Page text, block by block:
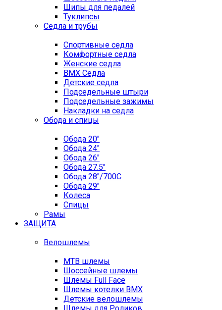
Шипы для педалей
Туклипсы
Седла и трубы
Спортивные седла
Комфортные седла
Женские седла
BMX Седла
Детские седла
Подседельные штыри
Подседельные зажимы
Накладки на седла
Обода и спицы
Обода 20"
Обода 24"
Обода 26"
Обода 27.5"
Обода 28"/700C
Обода 29"
Колеса
Спицы
Рамы
ЗАЩИТА
Велошлемы
MTB шлемы
Шоссейные шлемы
Шлемы Full Face
Шлемы котелки BMX
Детские велошлемы